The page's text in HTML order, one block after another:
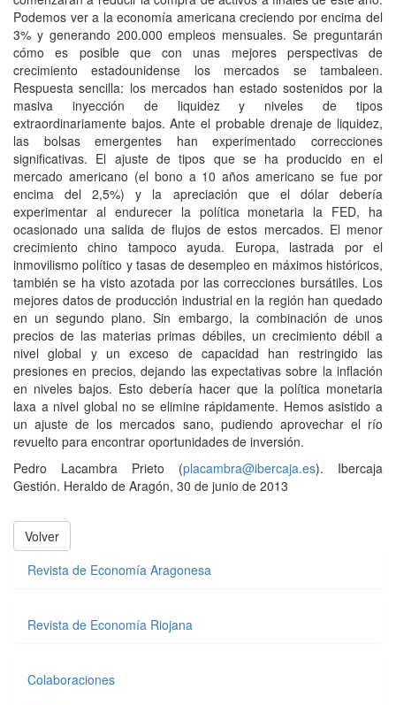
Podemos ver a la economía americana creciendo por encima del
3% y generando 200.000 empleos mensuales. Se preguntarán
cómo es posible que con unas mejores perspectivas de
crecimiento estadounidense los mercados se tambaleen.
Respuesta sencilla: los mercados han estado sostenidos por la
masiva inyección de liquidez y niveles de tipos
extraordinariamente bajos. Ante el probable drenaje de liquidez,
las bolsas emergentes han experimentado correcciones
significativas. El ajuste de tipos que se ha producido en el
mercado americano (el bono a 10 años americano se fue por
encima del 2,5%) y la apreciación que el dólar debería
experimentar al endurecer la política monetaria la FED, ha
ocasionado una salida de flujos de estos mercados. El menor
crecimiento chino tampoco ayuda. Europa, lastrada por el
inmovilismo político y tasas de desempleo en máximos históricos,
también se ha visto azotada por las correcciones bursátiles. Los
mejores datos de producción industrial en la región han quedado
en un segundo plano. Sin embargo, la combinación de unos
precios de las materias primas débiles, un crecimiento débil a
nivel global y un exceso de capacidad han restringido las
presiones en precios, dejando las expectativas sobre la inflación
en niveles bajos. Esto debería hacer que la política monetaria
laxa a nivel global no se elimine rápidamente. Hemos asistido a
un ajuste de los mercados sano, pudiendo aprovechar el río
revuelto para encontrar oportunidades de inversión.
Pedro Lacambra Prieto (placambra@ibercaja.es). Ibercaja
Gestión. Heraldo de Aragón, 30 de junio de 2013
Volver
Revista de Economía Aragonesa
Revista de Economía Riojana
Colaboraciones